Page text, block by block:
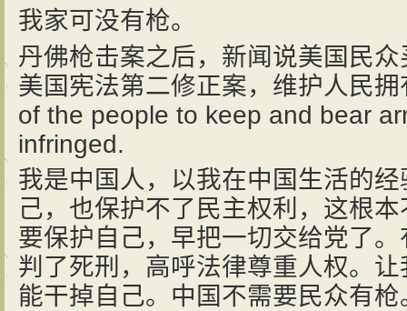
我家可没有枪。
丹佛枪击案之后，新闻说美国民
美国宪法第二修正案，维护人民
of the people to keep and bear
infringed.
我是中国人，以我在中国生活的
己，也保护不了民主权利，这根
要保护自己，早把一切交给党了
判了死刑，高呼法律尊重人权。
能干掉自己。中国不需要民众有枪